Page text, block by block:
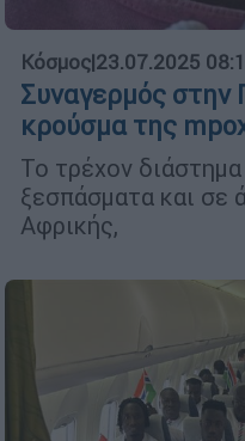
Κόσμος|23.07.2025
Συναγερμός στην
κρούσμα της
Το τρέχον
ξεσπάσματα και σε
Αφρικής,